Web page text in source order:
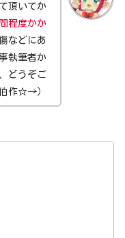
頂いてか
程度かか
などにあ
執筆者か
どうぞご
作☆→）